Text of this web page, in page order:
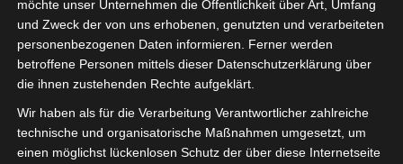
fache (4,8 Gbit/s pro Client). Für die praktische
Anwendung bedeutet dies einen Nettodurchsatz von
etwa der Hälfte der theoretischen Übertragungsrate. Dies
ist unter anderem möglich, da die Rate des zeitgleichen
Datenaustausches innerhalb der gleichen Bandbreite auf
mehreren Geräten, durch MU-MIMO und OFDMA* erhöht
wird.
möchte unser Unternehmen die Öffentlichkeit über Art, Umfang
und Zweck der von uns erhobenen, genutzten und verarbeiteten
personenbezogenen Daten informieren. Ferner werden
betroffene Personen mittels dieser Datenschutzerklärung über
die ihnen zustehenden Rechte aufgeklärt.
Wir haben als für die Verarbeitung Verantwortlicher zahlreiche
technische und organisatorische Maßnahmen umgesetzt, um
einen möglichst lückenlosen Schutz der über diese Internetseite